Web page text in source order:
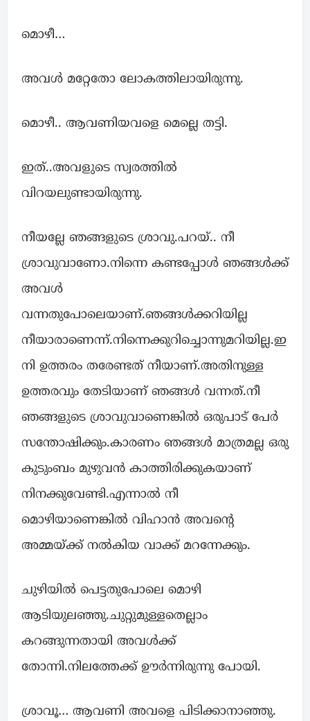
മൊഴീ…
അവൾ മറ്റേതോ ലോകത്തിലായിരുന്നു.
മൊഴീ.. ആവണിയവളെ മെല്ലെ തട്ടി.
ഇത്..അവളുടെ സ്വരത്തിൽ
വിറയലുണ്ടായിരുന്നു.
നീയല്ലേ ഞങ്ങളുടെ ശ്രാവു.പറയ്.. നീ
ശ്രാവുവാണോ.നിന്നെ കണ്ടപ്പോൾ ഞങ്ങൾക്ക്
അവൾ
വന്നതുപോലെയാണ്.ഞങ്ങൾക്കറിയില്ല
നീയാരാണെന്ന്.നിന്നെക്കുറിച്ചൊന്നുമറിയില്ല.ഇ
നി ഉത്തരം തരേണ്ടത് നീയാണ്.അതിനുള്ള
ഉത്തരവും തേടിയാണ് ഞങ്ങൾ വന്നത്.നീ
ഞങ്ങളുടെ ശ്രാവുവാണെങ്കിൽ ഒരുപാട് പേർ
സന്തോഷിക്കും.കാരണം ഞങ്ങൾ മാത്രമല്ല ഒരു
കുടുംബം മുഴുവൻ കാത്തിരിക്കുകയാണ്
നിനക്കുവേണ്ടി.എന്നാൽ നീ
മൊഴിയാണെങ്കിൽ വിഹാൻ അവന്റെ
അമ്മയ്ക്ക് നൽകിയ വാക്ക് മറന്നേക്കും.
ചുഴിയിൽ പെട്ടതുപോലെ മൊഴി
ആടിയുലഞ്ഞു.ചുറ്റുമുള്ളതെല്ലാം
കറങ്ങുന്നതായി അവൾക്ക്
തോന്നി.നിലത്തേക്ക് ഊർന്നിരുന്നു പോയി.
ശ്രാവൂ… ആവണി അവളെ പിടിക്കാനാഞ്ഞു.